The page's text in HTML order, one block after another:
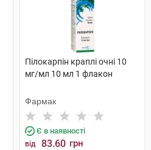
Пілокарпін краплі очні 10
мг/мл 10 мл 1 флакон
Фармак
Є в наявності
від 83.60 грн